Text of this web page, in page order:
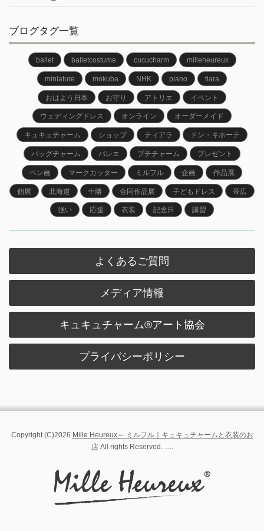
ブログタグ一覧
ballet balletcostume cucucharm milleheureux
miniature mokuba NHK piano tiara
おはよう日本 お守り アトリエ イベント
ウェディングドレス オンライン オーダーメイド
キュキュチャーム ショップ ティアラ ドン・キホーテ
バッグチャーム バレエ プチチャーム プレゼント
ペン画 マークカッター ミルフル 企画 作品展
個展 北海道 十勝 合同作品展 子どもドレス 帯広
強い 応援 衣装 記念日 講習
よくあるご質問
メディア情報
キュキュチャーム®︎アート協会
プライバシーポリシー
Copyright (C)2026 Mille Heureux～ ミルフル｜キュキュチャームと衣装のお
店All rights Reserved. .....